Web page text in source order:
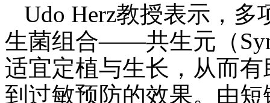
Udo Herz教授表示，
生菌组合——共生元（
适宜定植与生长，从而
到过敏预防的效果。由